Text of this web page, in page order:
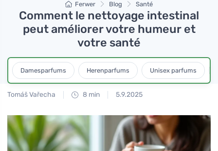
Ferwer Blog Santé
Comment le nettoyage intestinal
peut améliorer votre humeur et
votre santé
Damesparfums Herenparfums Unisex parfums
Tomáš Vařecha 8 min 5.9.2025